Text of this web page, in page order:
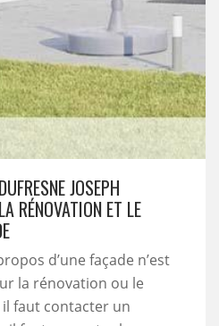
JOSEPH
RÉNOVATION ET LE
d’une façade n’est
la rénovation ou le
faut contacter un